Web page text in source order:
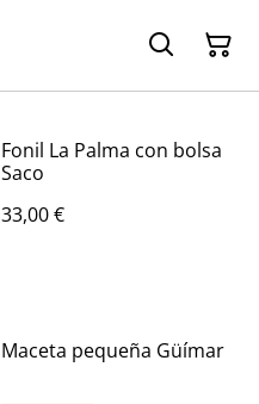
Fonil La Palma con bolsa
Saco
33,00 €
Maceta pequeña Güímar